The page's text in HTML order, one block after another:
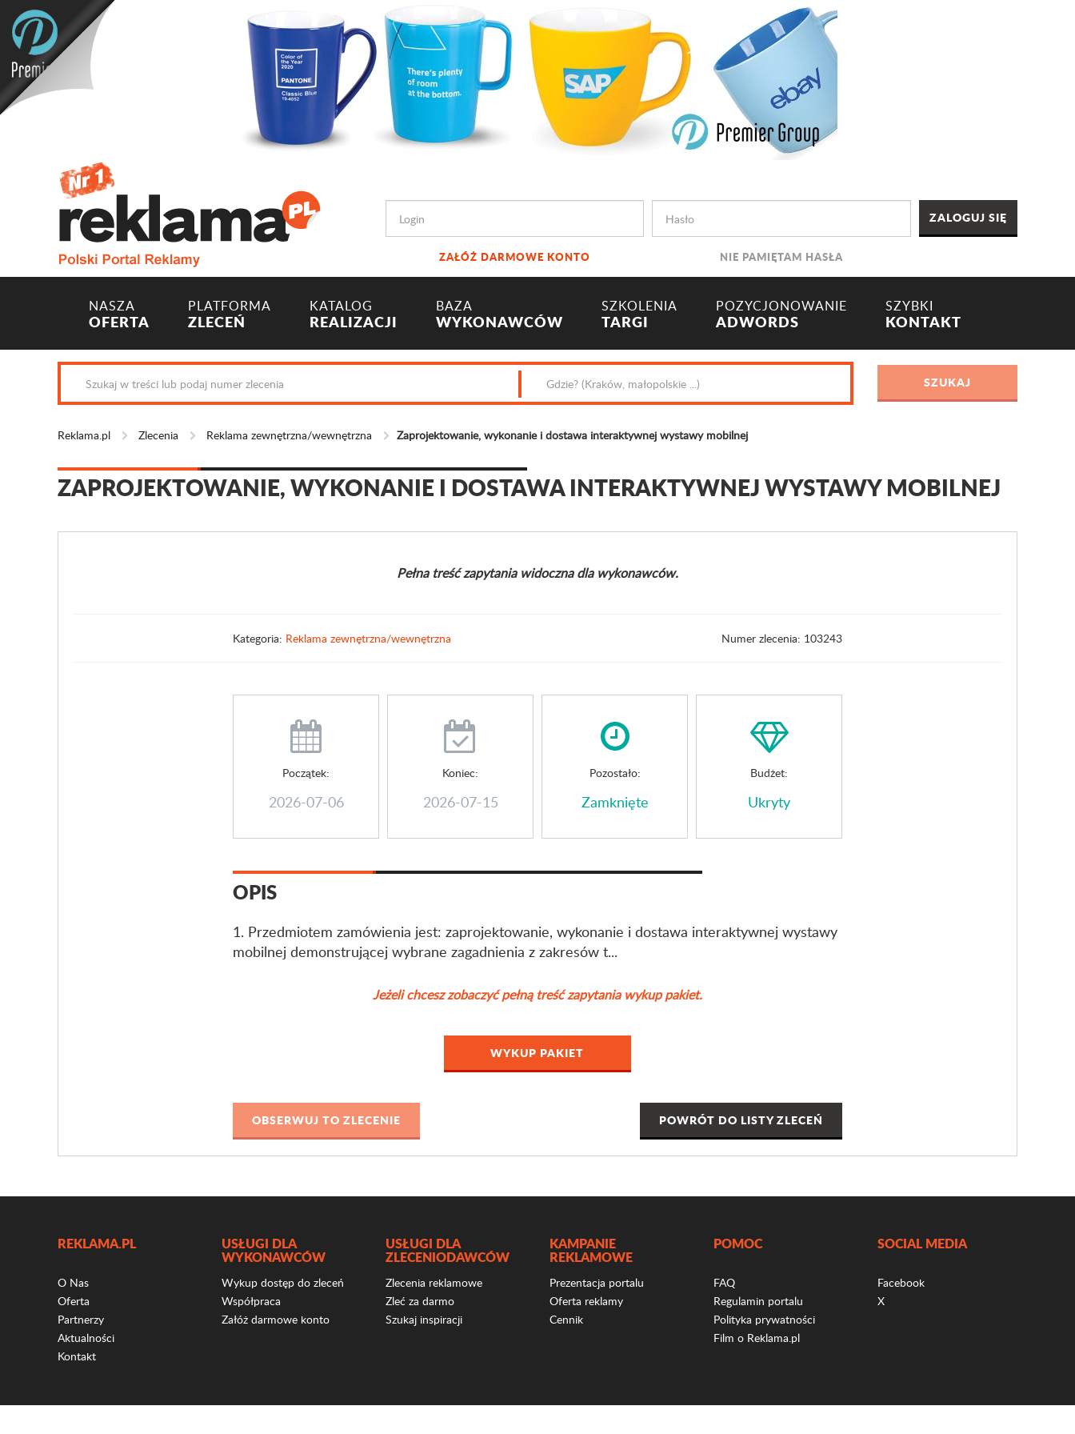
ZAŁÓŻ DARMOWE KONTO NIE PAMIĘTAM HASŁA
NASZA
OFERTA
PLATFORMA
ZLECEŃ
KATALOG
REALIZACJI
BAZA
WYKONAWCÓW
SZKOLENIA
TARGI
POZYCJONOWANIE
ADWORDS
SZYBKI
KONTAKT
Reklama.pl Zlecenia Reklama zewnętrzna/wewnętrzna Zaprojektowanie, wykonanie i dostawa interaktywnej wystawy mobilnej
ZAPROJEKTOWANIE, WYKONANIE I DOSTAWA INTERAKTYWNEJ WYSTAWY MOBILNEJ
Pełna treść zapytania widoczna dla wykonawców.
Kategoria: Reklama zewnętrzna/wewnętrzna Numer zlecenia: 103243
Początek:
2026-07-06
Koniec:
2026-07-15
Pozostało:
Zamknięte
Budżet:
Ukryty
OPIS
1. Przedmiotem zamówienia jest: zaprojektowanie, wykonanie i dostawa interaktywnej wystawy
mobilnej demonstrującej wybrane zagadnienia z zakresów t...
Jeżeli chcesz zobaczyć pełną treść zapytania wykup pakiet.
WYKUP PAKIET
POWRÓT DO LISTY ZLECEŃ
REKLAMA.PL
O Nas
Oferta
Partnerzy
Aktualności
Kontakt
USŁUGI DLA
WYKONAWCÓW
Wykup dostęp do zleceń
Współpraca
Załóż darmowe konto
USŁUGI DLA
ZLECENIODAWCÓW
Zlecenia reklamowe
Zleć za darmo
Szukaj inspiracji
KAMPANIE
REKLAMOWE
Prezentacja portalu
Oferta reklamy
Cennik
POMOC
FAQ
Regulamin portalu
Polityka prywatności
Film o Reklama.pl
SOCIAL MEDIA
Facebook
X